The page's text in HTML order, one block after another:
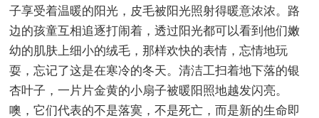
子享受着温暖的阳光，皮毛被阳光照射得暖意浓浓。路
边的孩童互相追逐打闹着，透过阳光都可以看到他们嫩
幼的肌肤上细小的绒毛，那样欢快的表情，忘情地玩
耍，忘记了这是在寒冷的冬天。清洁工扫着地下落的银
杏叶子，一片片金黄的小扇子被暖阳照地越发闪亮。
噢，它们代表的不是落寞，不是死亡，而是新的生命即